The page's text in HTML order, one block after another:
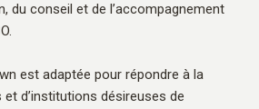
du conseil et de l’accompagnement
est adaptée pour répondre à la
et d’institutions désireuses de